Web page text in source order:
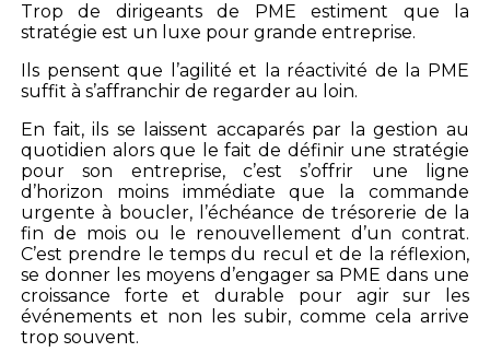
Trop de dirigeants de PME estiment que la
stratégie est un luxe pour grande entreprise.
Ils pensent que l’agilité et la réactivité de la PME
suffit à s’affranchir de regarder au loin.
En fait, ils se laissent accaparés par la gestion au
quotidien alors que le fait de définir une stratégie
pour son entreprise, c’est s’offrir une ligne
d’horizon moins immédiate que la commande
urgente à boucler, l’échéance de trésorerie de la
fin de mois ou le renouvellement d’un contrat.
C’est prendre le temps du recul et de la réflexion,
se donner les moyens d’engager sa PME dans une
croissance forte et durable pour agir sur les
événements et non les subir, comme cela arrive
trop souvent.